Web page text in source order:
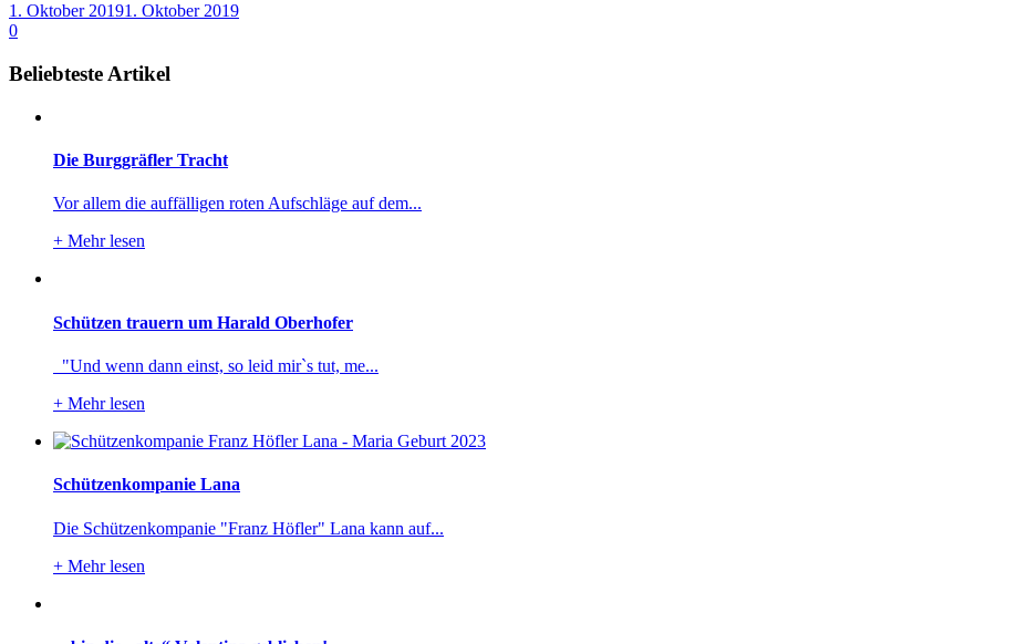
1. Oktober 20191. Oktober 2019
0
Beliebteste Artikel
Die Burggräfler Tracht
Vor allem die auffälligen roten Aufschläge auf dem...
+ Mehr lesen
Schützen trauern um Harald Oberhofer
"Und wenn dann einst, so leid mir`s tut, me...
+ Mehr lesen
Schützenkompanie Lana
Die Schützenkompanie "Franz Höfler" Lana kann auf...
+ Mehr lesen